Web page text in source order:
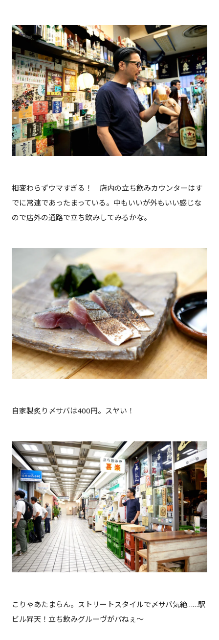
相変わらずウマすぎる！ 店内の立ち飲みカウンターはす
でに常連であったまっている。中もいいが外もいい感じな
ので店外の通路で立ち飲みしてみるかな。
自家製炙り〆サバは400円。スヤい！
こりゃあたまらん。ストリートスタイルで〆サバ気絶……駅
ビル昇天！立ち飲みグルーヴがパねぇ〜